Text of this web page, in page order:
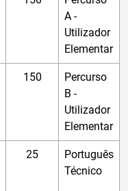
A -
Utilizador
Elementar
150
Percurso
B -
Utilizador
Elementar
25
Português
Técnico